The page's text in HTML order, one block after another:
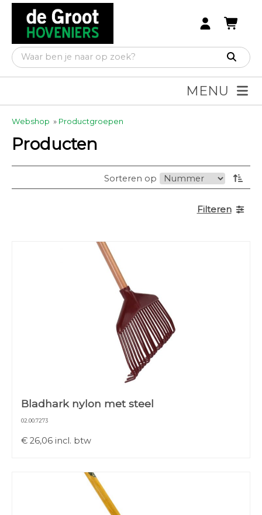
MENU
Webshop » Productgroepen
Producten
Sorteren op
Filteren
Bladhark nylon met steel
02.00.7273
€ 26,06 incl. btw